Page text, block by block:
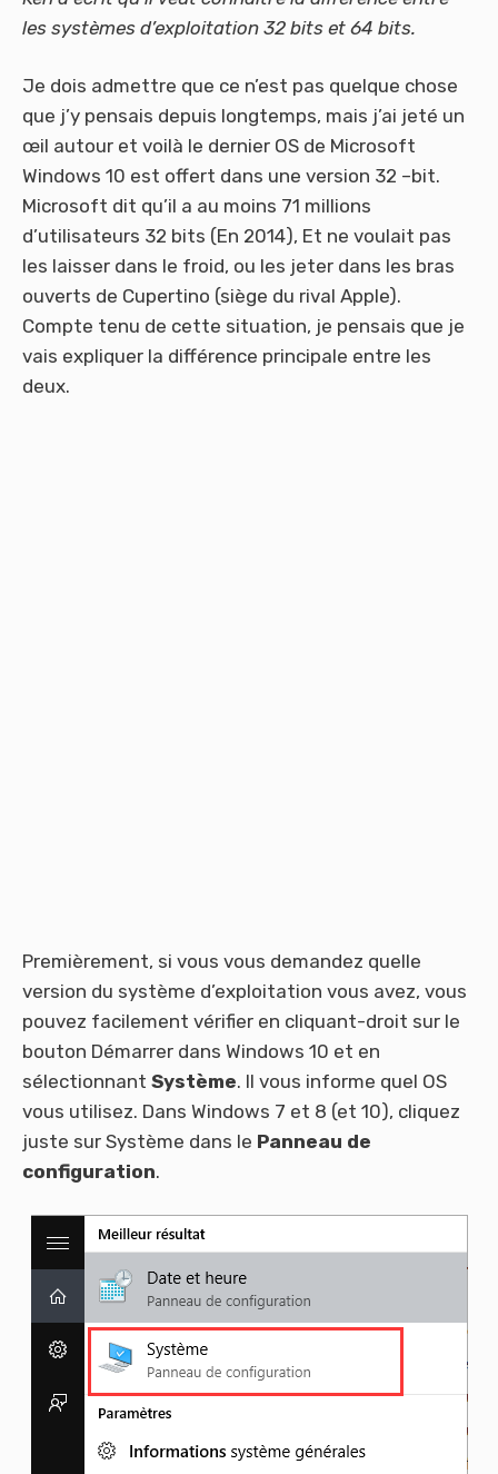
les systèmes d’exploitation 32 bits et 64 bits.
Je dois admettre que ce n’est pas quelque chose
que j’y pensais depuis longtemps, mais j’ai jeté un
œil autour et voilà le dernier OS de Microsoft
Windows 10 est offert dans une version 32 –bit.
Microsoft dit qu’il a au moins 71 millions
d’utilisateurs 32 bits (En 2014), Et ne voulait pas
les laisser dans le froid, ou les jeter dans les bras
ouverts de Cupertino (siège du rival Apple).
Compte tenu de cette situation, je pensais que je
vais expliquer la différence principale entre les
deux.
Premièrement, si vous vous demandez quelle
version du système d’exploitation vous avez, vous
pouvez facilement vérifier en cliquant-droit sur ​​le
bouton Démarrer dans Windows 10 et en
sélectionnant Système. Il vous informe quel OS
vous utilisez. Dans Windows 7 et 8 (et 10), cliquez
juste sur Système dans le Panneau de
configuration.